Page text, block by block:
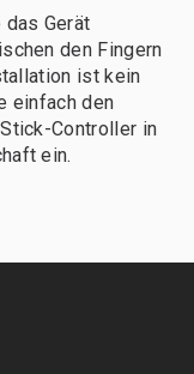
Gerät
den Fingern
ist kein
einfach den
Controller in
ein.